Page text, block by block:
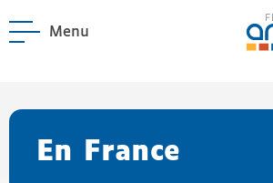
Menu
En France